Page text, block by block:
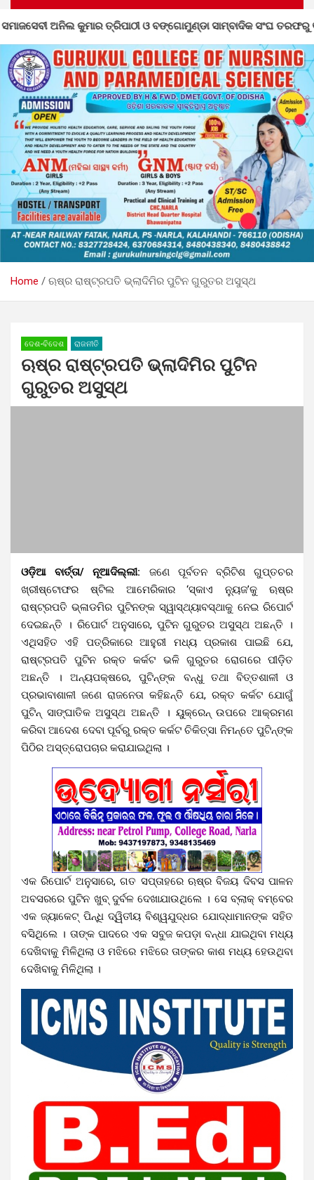
ସାମ୍ବାଦିକ ସଂଘ ତରଫରୁ ୧୦୦୧ ବୃକ୍ଷରୋପଣ କାର୍ଯ୍ୟକ୍ରମ
Home ଋଷ୍‌ର ରାଷ୍ଟ୍ରପତି ଭ୍ଲାଦିମିର ପୁଟିନ ଗୁରୁତର ଅସୁସ୍ଥ
ଦେଶ-ବିଦେଶ ରାଜନୀତି
ଋଷ୍‌ର ରାଷ୍ଟ୍ରପତି ଭ୍ଲାଦିମିର ପୁଟିନ
ଗୁରୁତର ଅସୁସ୍ଥ
ଓଡ଼ିଆ ବାର୍ତ୍ତା/ ନୂଆଦିଲ୍ଲୀ: ଜଣେ ପୂର୍ବତନ ବ୍ରିଟିଶ ଗୁପ୍ତଚର
ଖ୍ରୀଷ୍ଟୋଫର ଷ୍ଟିଲ ଆମେରିକାର ‘ସ୍କାଏ ନୁ୍ୟଜ’କୁ ଋଷ୍‌ର
ରାଷ୍ଟ୍ରପତି ଭ୍ଳାଡମିର ପୁଟିନଙ୍କ ସ୍ୱାସ୍ଥ୍ୟାବସ୍ଥାକୁ ନେଇ ରିପୋର୍ଟ
ଦେଇଛନ୍ତି । ରିପୋର୍ଟ ଅନୁସାରେ, ପୁଟିନ ଗୁରୁତର ଅସୁସ୍ଥ ଅଛନ୍ତି ।
ଏଥିସହିତ ଏହି ପତ୍ରିକାରେ ଆହୁରୀ ମଧ୍ୟ ପ୍ରକାଶ ପାଇଛି ଯେ,
ରାଷ୍ଟ୍ରପତି ପୁଟିନ ରକ୍ତ କର୍କଟ ଭଳି ଗୁରୁତର ରୋଗରେ ପୀଡ଼ିତ
ଅଛନ୍ତି । ଅନ୍ୟପକ୍ଷରେ, ପୁଟିନ୍‌ଙ୍କ ବନ୍ଧୁ ତଥା ବିତ୍ତଶାଳୀ ଓ
ପ୍ରଭାବାଶାଳୀ ଜଣେ ରାଜନେତା କହିଛନ୍ତି ଯେ, ରକ୍ତ କର୍କଟ ଯୋଗୁଁ
ପୁଟିନ୍‌ ସାଙ୍ଘାତିକ ଅସୁସ୍ଥ ଅଛନ୍ତି । ୟୁକ୍ରେନ୍‌ ଉପରେ ଆକ୍ରମଣ
କରିବା ଆଦେଶ ଦେବା ପୂର୍ବରୁ ରକ୍ତ କର୍କଟ ଚିକିତ୍ସା ନିମନ୍ତେ ପୁଟିନ୍‌ଙ୍କ
ପିଠିର ଅସ୍ତ୍ରୋପଚାର କରାଯାଇଥିଲା ।
ଏକ ରିପୋର୍ଟ ଅନୁସାରେ, ଗତ ସପ୍ତାହରେ ଋଷ୍‌ର ବିଜୟ ଦିବସ ପାଳନ
ଅବସରରେ ପୁଟିନ ଖୁବ୍‌ ଦୁର୍ବଳ ଦେଖାଯାଉଥିଲେ । ସେ ବ୍ଲାକ୍‌ ବମ୍ବେର
ଏକ ଜ୍ୟାକେଟ୍‌ ପିନ୍ଧି ଦ୍ୱିତୀୟ ବିଶ୍ୱଯୁଦ୍ଧର ଯୋଦ୍ଧାମାନଙ୍କ ସହିତ
ବସିଥିଲେ । ତାଙ୍କ ପାଦରେ ଏକ ସବୁଜ କପଡ଼ା ବନ୍ଧା ଯାଇଥିବା ମଧ୍ୟ
ଦେଖିବାକୁ ମିଳିଥିଲା ଓ ମଝିରେ ମଝିରେ ତାଙ୍କର କାଶ ମଧ୍ୟ ହେଉଥିବା
ଦେଖିବାକୁ ମିଳିଥିଲା ।